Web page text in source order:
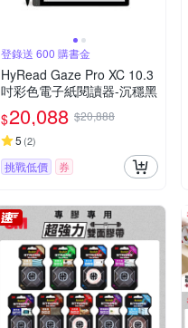
登錄送 600 購書金
HyRead Gaze Pro XC 10.3
吋彩色電子紙閱讀器-沉穩黑
$20,088 $20,888
5 (2)
挑戰低價 券